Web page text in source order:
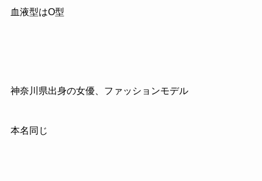
血液型はO型
神奈川県出身の女優、ファッションモデル
本名同じ